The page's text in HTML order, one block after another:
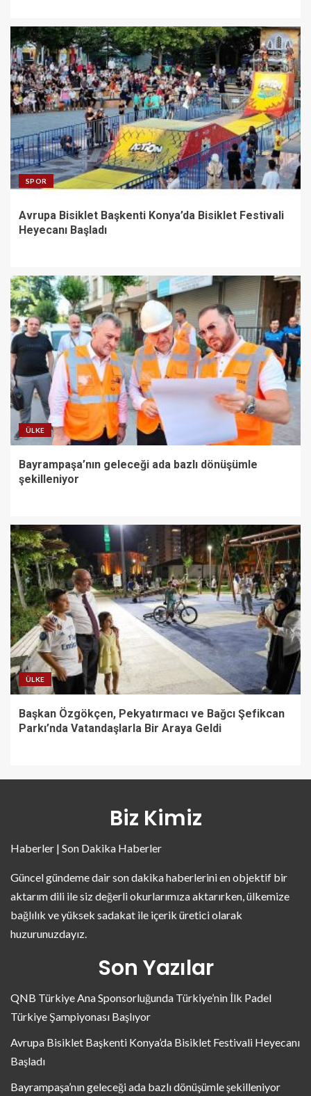
SPOR
Avrupa Bisiklet Başkenti Konya’da Bisiklet Festivali
Heyecanı Başladı
ÜLKE
Bayrampaşa’nın geleceği ada bazlı dönüşümle
şekilleniyor
ÜLKE
Başkan Özgökçen, Pekyatırmacı ve Bağcı Şefikcan
Parkı’nda Vatandaşlarla Bir Araya Geldi
Biz Kimiz
Haberler | Son Dakika Haberler
Güncel gündeme dair son dakika haberlerini en objektif bir
aktarım dili ile siz değerli okurlarımıza aktarırken, ülkemize
bağlılık ve yüksek sadakat ile içerik üretici olarak
huzurunuzdayız.
Son Yazılar
QNB Türkiye Ana Sponsorluğunda Türkiye’nin İlk Padel
Türkiye Şampiyonası Başlıyor
Avrupa Bisiklet Başkenti Konya’da Bisiklet Festivali Heyecanı
Başladı
Bayrampaşa’nın geleceği ada bazlı dönüşümle şekilleniyor